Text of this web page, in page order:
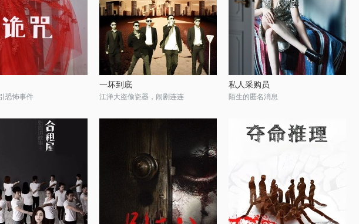
恐怖事件
一坏到底
江洋大盗偷瓷器，闹剧连连
私人采购员
陌生的匿名消息